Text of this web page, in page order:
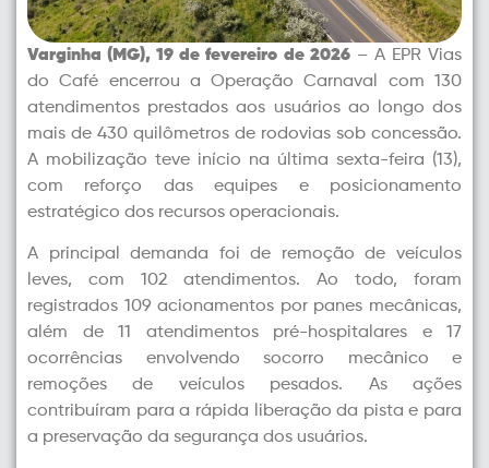
Varginha (MG), 19 de fevereiro de 2026– A EPR Vias
do Café encerrou a Operação Carnaval com 130
atendimentos prestados aos usuários ao longo dos
mais de 430 quilômetros de rodovias sob concessão.
A mobilização teve início na última sexta-feira (13),
com reforço das equipes e posicionamento
estratégico dos recursos operacionais.
A principal demanda foi de remoção de veículos
leves, com 102 atendimentos. Ao todo, foram
registrados 109 acionamentos por panes mecânicas,
além de 11 atendimentos pré-hospitalares e 17
ocorrências envolvendo socorro mecânico e
remoções de veículos pesados. As ações
contribuíram para a rápida liberação da pista e para
a preservação da segurança dos usuários.